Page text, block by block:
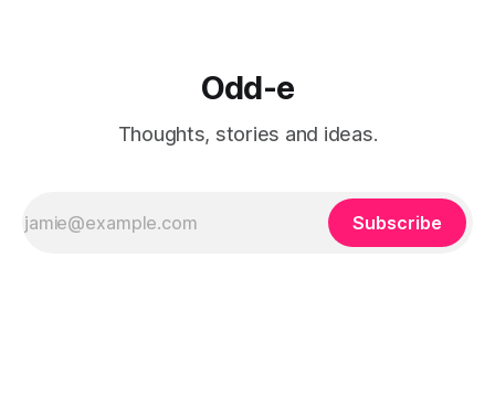
Odd-e
Thoughts, stories and ideas.
Subscribe